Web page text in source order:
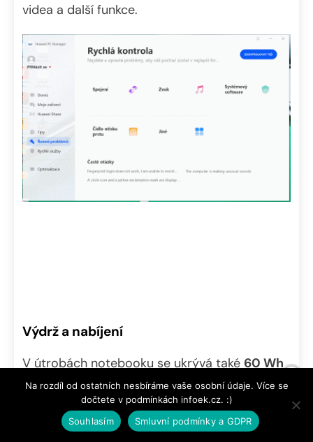
videa a další funkce.
Výdrž a nabíjení
V útrobách notebooku se ukrývá také 60 Wh
akumulátor. Ten není možné uživatelsky
vyjmout, jak je v dnešní době běžné. Pokud jej
však budete někdy potřebovat vyměnit,
Na rozdíl od ostatních nesbíráme vaše osobní údaje. Více se
dočtete v podmínkách infoek.cz. :)
Souhlasím
Smluvní podmínky a GDPR